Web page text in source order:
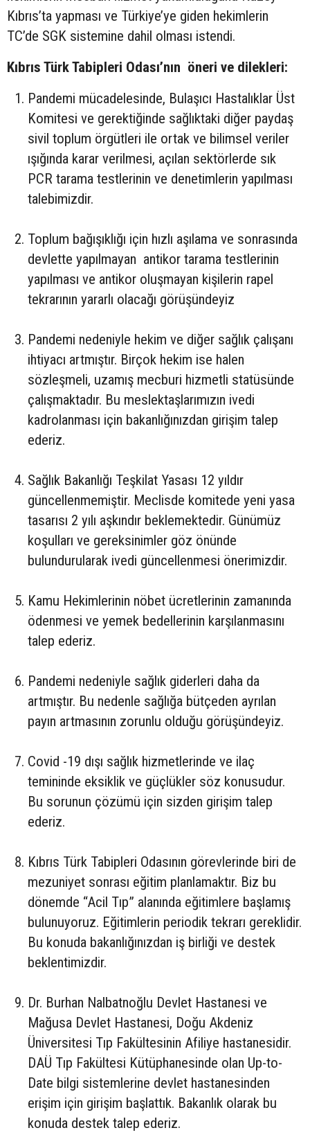
Kıbrıs’ta yapması ve Türkiye’ye giden hekimlerin
TC’de SGK sistemine dahil olması istendi.
Kıbrıs Türk Tabipleri Odası’nın öneri ve dilekleri:
Pandemi mücadelesinde, Bulaşıcı Hastalıklar Üst
Komitesi ve gerektiğinde sağlıktaki diğer paydaş
sivil toplum örgütleri ile ortak ve bilimsel veriler
ışığında karar verilmesi, açılan sektörlerde sık
PCR tarama testlerinin ve denetimlerin yapılması
talebimizdir.
Toplum bağışıklığı için hızlı aşılama ve sonrasında
devlette yapılmayan antikor tarama testlerinin
yapılması ve antikor oluşmayan kişilerin rapel
tekrarının yararlı olacağı görüşündeyiz
Pandemi nedeniyle hekim ve diğer sağlık çalışanı
ihtiyacı artmıştır. Birçok hekim ise halen
sözleşmeli, uzamış mecburi hizmetli statüsünde
çalışmaktadır. Bu meslektaşlarımızın ivedi
kadrolanması için bakanlığınızdan girişim talep
ederiz.
Sağlık Bakanlığı Teşkilat Yasası 12 yıldır
güncellenmemiştir. Meclisde komitede yeni yasa
tasarısı 2 yılı aşkındır beklemektedir. Günümüz
koşulları ve gereksinimler göz önünde
bulundurularak ivedi güncellenmesi önerimizdir.
Kamu Hekimlerinin nöbet ücretlerinin zamanında
ödenmesi ve yemek bedellerinin karşılanmasını
talep ederiz.
Pandemi nedeniyle sağlık giderleri daha da
artmıştır. Bu nedenle sağlığa bütçeden ayrılan
payın artmasının zorunlu olduğu görüşündeyiz.
Covid -19 dışı sağlık hizmetlerinde ve ilaç
temininde eksiklik ve güçlükler söz konusudur.
Bu sorunun çözümü için sizden girişim talep
ederiz.
Kıbrıs Türk Tabipleri Odasının görevlerinde biri de
mezuniyet sonrası eğitim planlamaktır. Biz bu
dönemde “Acil Tıp” alanında eğitimlere başlamış
bulunuyoruz. Eğitimlerin periodik tekrarı gereklidir.
Bu konuda bakanlığınızdan iş birliği ve destek
beklentimizdir.
Dr. Burhan Nalbatnoğlu Devlet Hastanesi ve
Mağusa Devlet Hastanesi, Doğu Akdeniz
Üniversitesi Tıp Fakültesinin Afiliye hastanesidir.
DAÜ Tıp Fakültesi Kütüphanesinde olan Up-to-
Date bilgi sistemlerine devlet hastanesinden
erişim için girişim başlattık. Bakanlık olarak bu
konuda destek talep ederiz.